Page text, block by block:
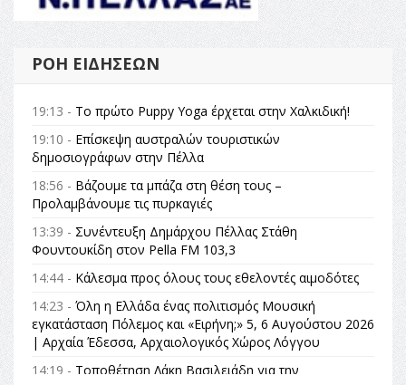
ΡΟΉ ΕΙΔΉΣΕΩΝ
19:13 - Το πρώτο Puppy Yoga έρχεται στην Χαλκιδική!
19:10 - Επίσκεψη αυστραλών τουριστικών
δημοσιογράφων στην Πέλλα
18:56 - Βάζουμε τα μπάζα στη θέση τους –
Προλαμβάνουμε τις πυρκαγιές
13:39 - Συνέντευξη Δημάρχου Πέλλας Στάθη
Φουντουκίδη στον Pella FM 103,3
14:44 - Κάλεσμα προς όλους τους εθελοντές αιμοδότες
14:23 - Όλη η Ελλάδα ένας πολιτισμός Μουσική
εγκατάσταση Πόλεμος και «Ειρήνη;» 5, 6 Αυγούστου 2026
| Αρχαία Έδεσσα, Αρχαιολογικός Χώρος Λόγγου
14:19 - Τοποθέτηση Λάκη Βασιλειάδη για την